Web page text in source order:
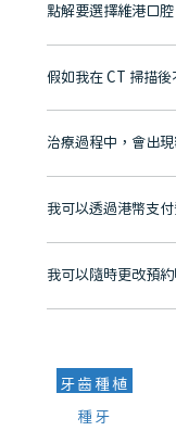
點解要選擇維港口腔
維港口腔踐行「醫道
牌」、「2025香港企
至今已服務超過三十
市市民極高的口碑評價
有咨詢及服務保障中
假如我在 CT 掃描
不會！只要未開始實
治療過程中，會出
不會，治療前我們會
我可以透過港幣支
可以。維港口腔會按
我可以隨時更改預
可以，請盡早通過
牙齒種植
種牙